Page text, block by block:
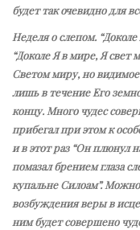
будет так очевидно для
Неделя о слепом.
“Доколе Я в мире, Я свет
Светом миру, но видимое
лишь в течение Его
концу. Много чудес
прибегал при этом к
и в этот раз “Он плюнул
помазал брением глаза
купальне Силоам”.
возбуждения веры в
ним будет совершено